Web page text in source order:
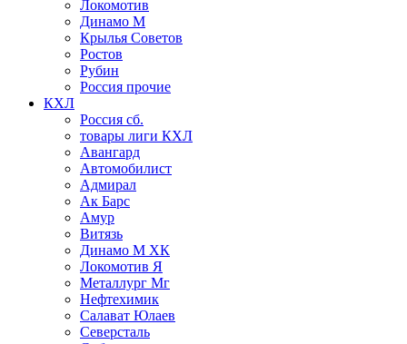
Локомотив
Динамо М
Крылья Советов
Ростов
Рубин
Россия прочие
КХЛ
Россия сб.
товары лиги КХЛ
Авангард
Автомобилист
Адмирал
Ак Барс
Амур
Витязь
Динамо М ХК
Локомотив Я
Металлург Мг
Нефтехимик
Салават Юлаев
Северсталь